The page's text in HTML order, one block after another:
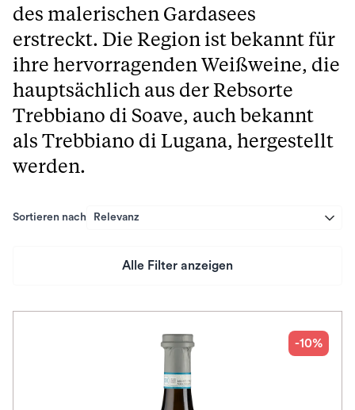
des malerischen Gardasees
erstreckt. Die Region ist bekannt für
ihre hervorragenden Weißweine, die
hauptsächlich aus der Rebsorte
Trebbiano di Soave, auch bekannt
als Trebbiano di Lugana, hergestellt
werden.
Sortieren nach Relevanz
Alle Filter anzeigen
-10%